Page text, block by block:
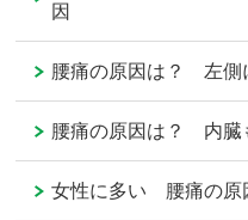
因
腰痛の原因は？ 左側
腰痛の原因は？ 内臓
女性に多い 腰痛の原